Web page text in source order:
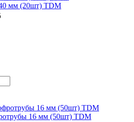
мм (20шт) TDM
16 мм (50шт) TDM